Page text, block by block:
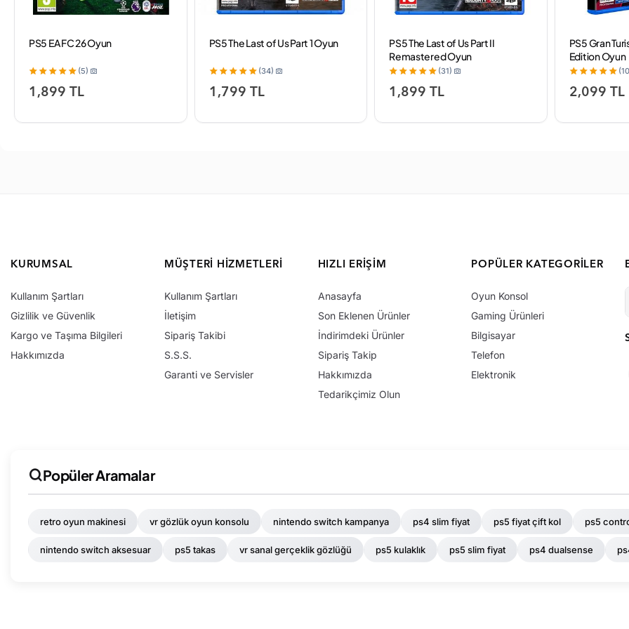
PS5 EA FC 26 Oyun
(5)
1,899 TL
PS5 The Last of Us Part 1 Oyun
(34)
1,799 TL
PS5 The Last of Us Part II
Remastered Oyun
(31)
1,899 TL
PS5 Gran
Edition Oyun
2,099 TL
KURUMSAL
Kullanım Şartları
Gizlilik ve Güvenlik
Kargo ve Taşıma Bilgileri
Hakkımızda
MÜŞTERI HIZMETLERI
Kullanım Şartları
İletişim
Sipariş Takibi
S.S.S.
Garanti ve Servisler
HIZLI ERIŞIM
Anasayfa
Son Eklenen Ürünler
İndirimdeki Ürünler
Sipariş Takip
Hakkımızda
Tedarikçimiz Olun
POPÜLER KATEGORILER
Oyun Konsol
Gaming Ürünleri
Bilgisayar
Telefon
Elektronik
Popüler Aramalar
retro oyun makinesi vr gözlük oyun konsolu nintendo switch kampanya ps4 slim fiyat ps5 fiyat çift kol ps5
nintendo switch aksesuar ps5 takas vr sanal gerçeklik gözlüğü ps5 kulaklık ps5 slim fiyat ps4 dualsense